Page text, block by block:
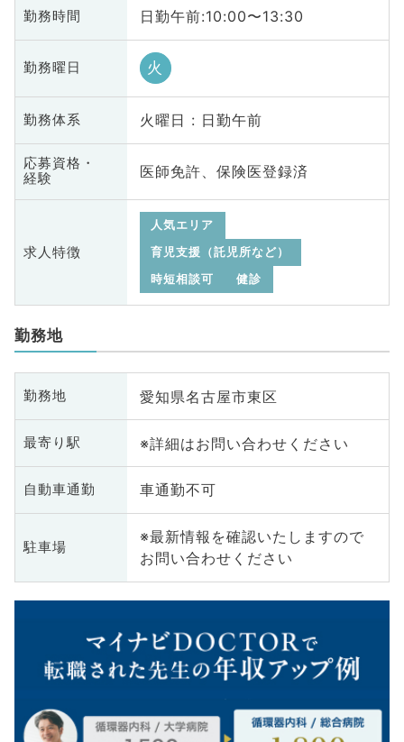
勤務時間 日勤午前:10:00〜13:30
勤務曜日 火
勤務体系 火曜日 : 日勤午前
応募資格・
経験
医師免許、保険医登録済
求人特徴
人気エリア
育児支援（託児所など）
時短相談可
健診
勤務地
勤務地 愛知県名古屋市東区
最寄り駅 ※詳細はお問い合わせください
自動車通勤 車通勤不可
駐車場
※最新情報を確認いたしますので
お問い合わせください